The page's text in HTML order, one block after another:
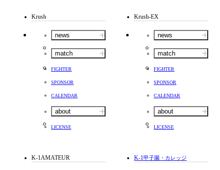
Krush
news
match
FIGHTER
SPONSOR
CALENDAR
about
LICENSE
Krush-EX
news
match
FIGHTER
SPONSOR
CALENDAR
about
LICENSE
K-1AMATEUR K-1甲子園・カレッジ